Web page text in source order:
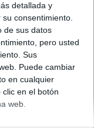
detallada y
consentimiento.
de sus datos
pero usted
Sus
Puede cambiar
en cualquier
en el botón
web.
Anúnciate
generales|